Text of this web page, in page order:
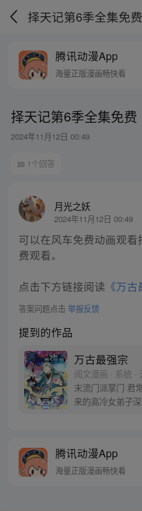
择天记第6季全集免费
腾讯动漫App
海量正版漫画畅快看
择天记第6季全集免费
2024年11月12日 00:49
1个回答
月光之妖
2024年11月12日 00:49
可以在风车免费动画观
费观看。
点击下方链接阅读 《万古
答案问题点击 举报反馈
提到的作品
万古最强宗
阅文漫画 · 系统 ·
末流门派掌门 君
来的高冷女弟子
苍要我末流门派逆
腾讯动漫App
海量正版漫画畅快看